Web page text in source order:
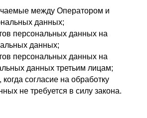
между Оператором и
данных;
персональных данных на
данных;
персональных данных на
данных третьим лицам;
согласие на обработку
не требуется в силу закона.